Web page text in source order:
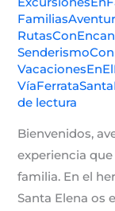
de lectura
Bienvenidos,
experiencia
familia. En el
Santa Elena os